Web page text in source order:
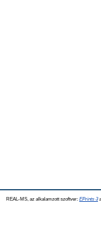
REAL-MS, az alkalamzott szoftver: EPrints 3